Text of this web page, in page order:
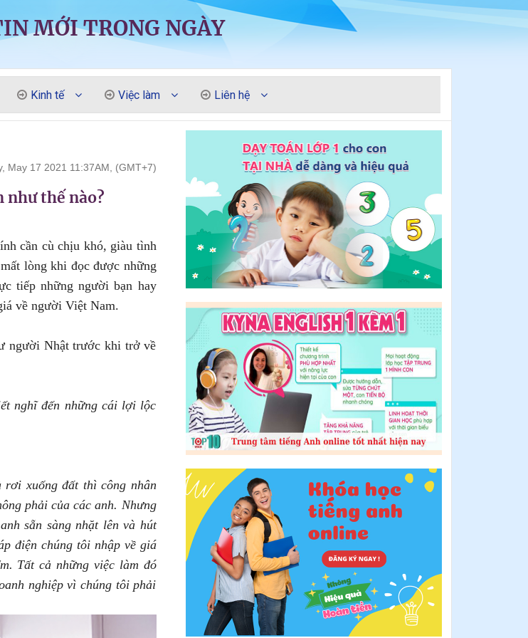
MỚI TRONG NGÀY
Kinh tế Việc làm Liên hệ
May 17 2021 11:37AM, (GMT+7)
như thế nào?
cần cù chịu khó, giàu tình
lòng khi đọc được những
tiếp những người bạn hay
về người Việt Nam.
người Nhật trước khi trở về
nghĩ đến những cái lợi lộc
rơi xuống đất thì công nhân
phải của các anh. Nhưng
sẵn sàng nhặt lên và hút
điện chúng tôi nhập về giá
Tất cả những việc làm đó
nghiệp vì chúng tôi phải